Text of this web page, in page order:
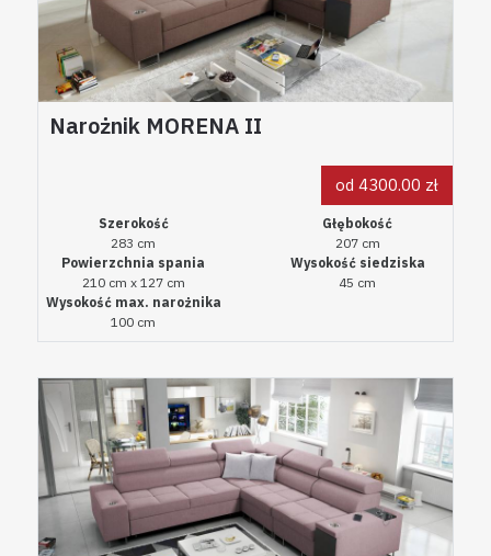
Narożnik MORENA II
od 4300.00 zł
Szerokość
283 cm
Głębokość
207 cm
Powierzchnia spania
210 cm x 127 cm
Wysokość siedziska
45 cm
Wysokość max. narożnika
100 cm